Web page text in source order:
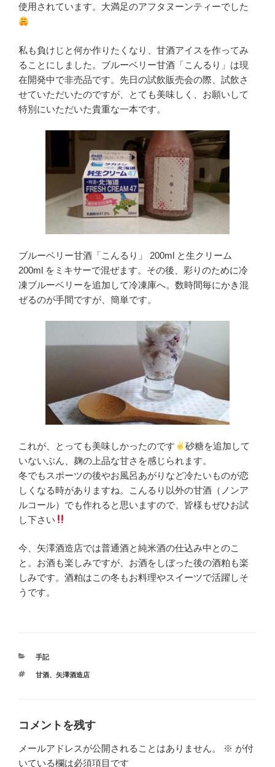
使用されています。大満足のアフタヌーンティーでした
私も負けじと何か作りたくなり、甘酒アイスを作ってみ
ることにしました。ブルーベリー甘酒「こんるり」は現
在開発中で非売品です。先日の試飲販売会の際、試飲さ
せていただいたのですが、とても美味しく、お願いして
特別にいただいた貴重な一本です。
ブルーベリー甘酒「こんるり」 200ml と生クリーム
200ml をミキサーで混ぜます。その後、彩りのために冷
凍ブルーベリーを追加して冷凍庫へ。数時間毎にかき混
ぜるのが手間ですが、簡単です。
これが、とっても美味しかったのです
砂糖を追加して
いないぶん、麹の上品な甘さを感じられます。
冬でもスポーツの後やお風呂あがりなど冷たいものが恋
しくなる時がありますね。こんるり以外の甘酒（ノンア
ルコール）でも作れると思いますので、皆様もぜひお試
し下さい
今、矢澤酒造店では普通酒と純米酒の仕込み中とのこ
と。お酒も楽しみですが、お酒をしぼった後の酒粕も楽
しみです。酒粕はこの冬もお料理やスイーツで活躍しそ
うです。
カ
ゴ
手記
タ
甘酒、 矢澤酒造店
コメントを残す
メールアドレスが公開されることはありません。 ※ が付
いている欄は必須項目です